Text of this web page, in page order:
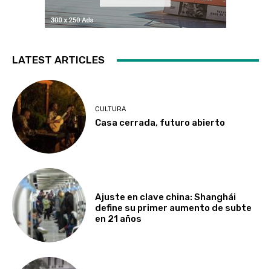
LATEST ARTICLES
CULTURA
Casa cerrada, futuro abierto
Ajuste en clave china: Shanghái
define su primer aumento de subte
en 21 años